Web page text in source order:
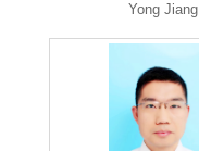
Yong Jiang